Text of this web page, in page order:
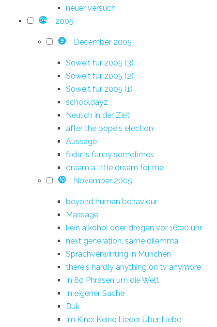
neuer versuch
174 2005
9 December 2005
Soweit für 2005 (3)
Soweit für 2005 (2)
Soweit für 2005 (1)
schooldayz
Neulich in der Zeit
after the pope's election
Aussage
flickr is funny sometimes
dream a little dream for me
10 November 2005
beyond human behaviour
Massage
kein alkohol oder drogen vor 16:00 uhr
next generation, same dilemma
Sprachverwirrung in München
there's hardly anything on tv anymore
In 80 Phrasen um die Welt
In eigener Sache
Buk
Im Kino: Keine Lieder Über Liebe